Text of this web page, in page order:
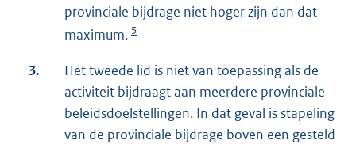
provinciale bijdrage niet hoger zijn dan dat
maximum. 5
3.
Het tweede lid is niet van toepassing als de
activiteit bijdraagt aan meerdere provinciale
beleidsdoelstellingen. In dat geval is stapeling
van de provinciale bijdrage boven een gesteld